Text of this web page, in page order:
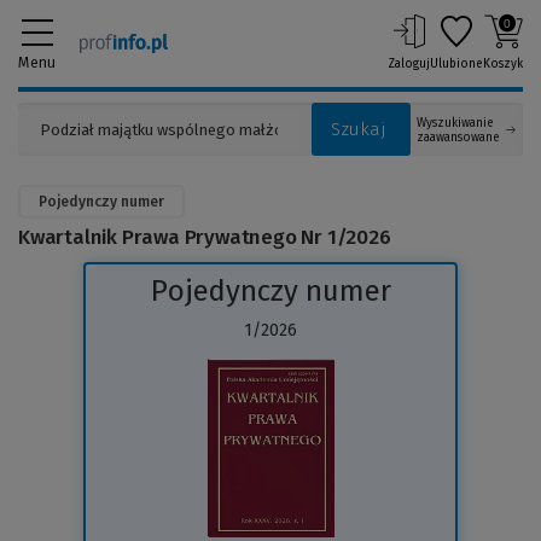
Menu
Szukaj
Wyszukiwanie
zaawansowane
ZalogujUlubione
0
Koszyk
Pojedynczy numer
Kwartalnik Prawa Prywatnego Nr 1/2026
Pojedynczy numer
1/2026